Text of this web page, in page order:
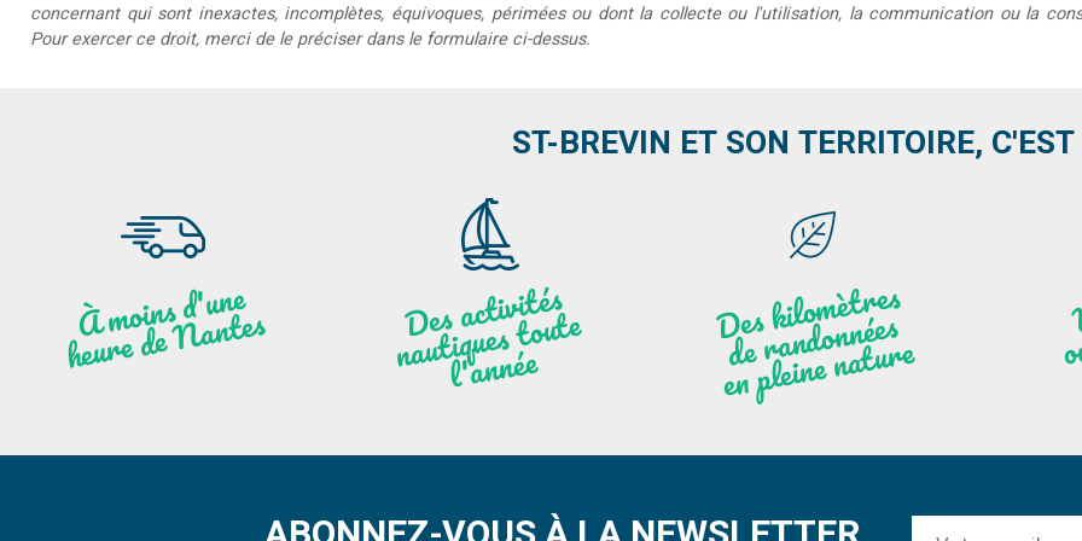
concernant qui sont inexactes, incomplètes, équivoques, périmées ou dont la collecte ou l'utilisation, la communication ou la
Pour exercer ce droit, merci de le préciser dans le formulaire ci-dessus.
ST-BREVIN ET SON TERRITOIRE,
À
moi
ns
d'u
ne
heu
re
de
N
a
ntes Des
activités
n
auti
ques toute
l'
a
n
née
Des
kilo
mèt
res
de
r
a
n
do
n
nées
e
n
plei
ne
n
atu
re